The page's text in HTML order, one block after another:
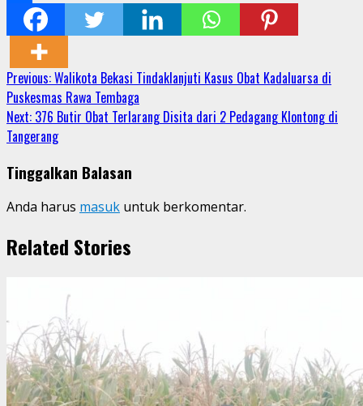
Share
Continue
Reading
Previous:Walikota Bekasi Tindaklanjuti Kasus Obat Kadaluarsa di
Puskesmas Rawa Tembaga
Next: 376 Butir Obat Terlarang Disita dari 2 Pedagang Klontong di
Tangerang
Tinggalkan Balasan
Anda harus masuk untuk berkomentar.
Related Stories